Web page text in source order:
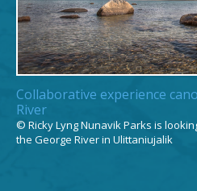
Collaborative experience
River
© Ricky Lyng Nunavik Parks is
the George River in Ulittaniujalik